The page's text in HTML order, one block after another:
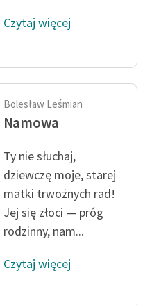
Czytaj więcej
Bolesław Leśmian
Namowa
Ty nie słuchaj,
dziewczę moje, starej
matki trwożnych rad!
Jej się złoci — próg
rodzinny, nam...
Czytaj więcej